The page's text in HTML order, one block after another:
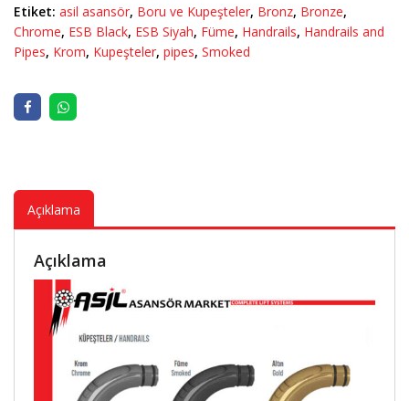
Etiket: asil asansör, Boru ve Kupeşteler, Bronz, Bronze,
Chrome, ESB Black, ESB Siyah, Füme, Handrails, Handrails and
Pipes, Krom, Kupeşteler, pipes, Smoked
Açıklama
Açıklama